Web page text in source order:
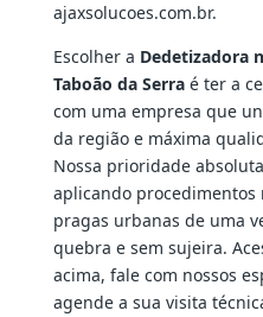
ajaxsolucoes.com.br.
Escolher a Dedetizadora
Taboão da Serraé ter a
com uma empresa que
da região e máxima
Nossa prioridade
aplicando procedimentos
pragas urbanas de uma
quebra e sem sujeira.
acima, fale com nossos
agende a sua visita